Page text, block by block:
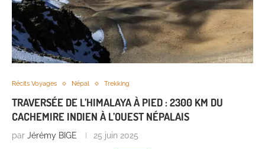
Récits Voyages Népal Trekking
TRAVERSÉE DE L’HIMALAYA À PIED : 2300 KM DU
CACHEMIRE INDIEN À L’OUEST NÉPALAIS
par Jérémy BIGE 25 juin 2025